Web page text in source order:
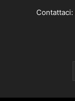
Contattaci: